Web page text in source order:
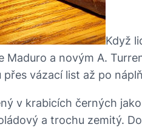
Když
Maduro a novým A.
přes vázací list až po
v krabicích černých
a trochu zemitý.